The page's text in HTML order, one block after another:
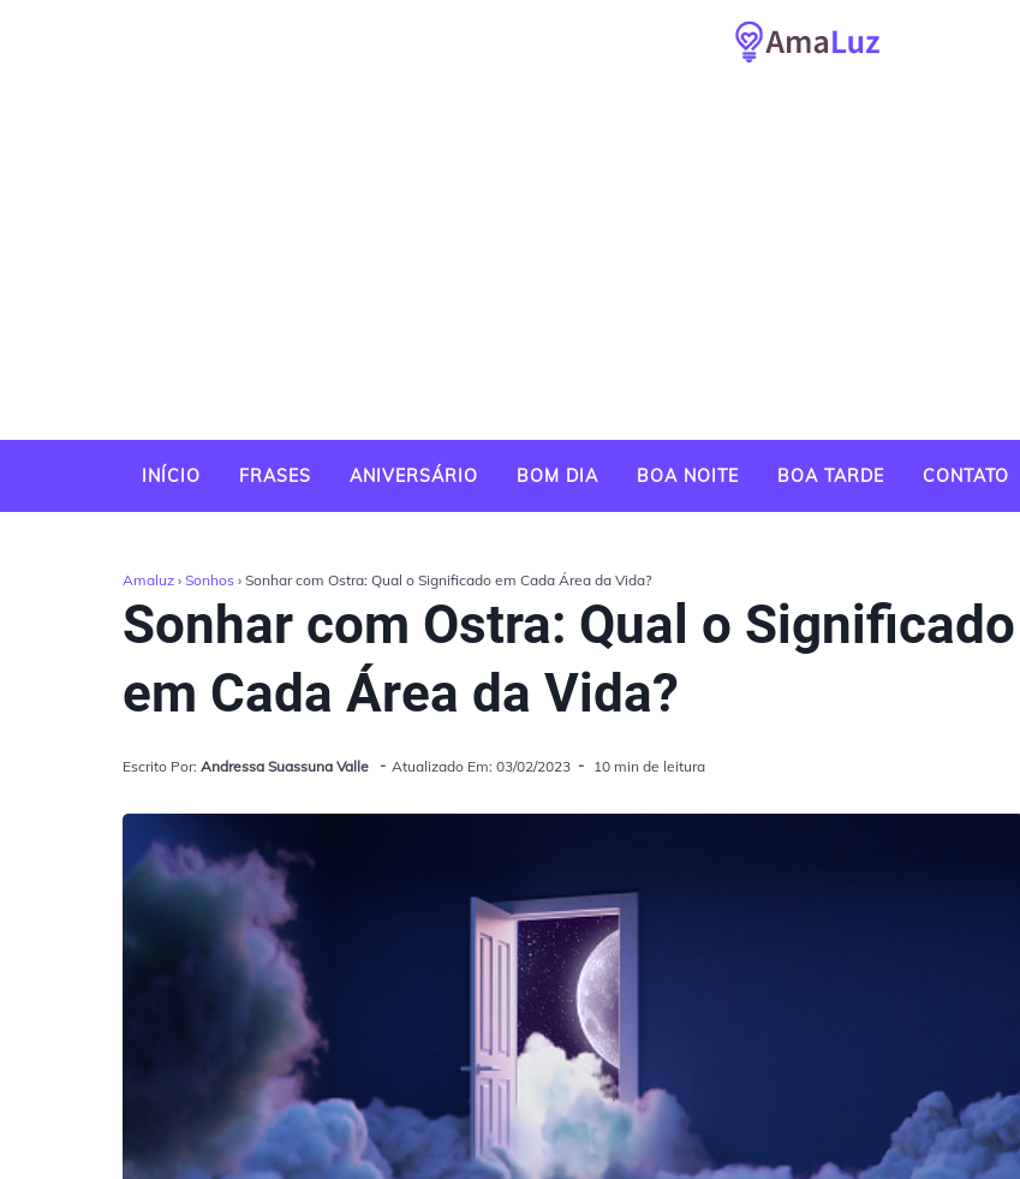
INÍCIO FRASES ANIVERSÁRIO BOM DIA BOA NOITE BOA TARDE CONTATO
Amaluz › Sonhos › Sonhar com Ostra: Qual o Significado em Cada Área da Vida?
Sonhar com Ostra: Qual o Significado
em Cada Área da Vida?
Escrito Por: Andressa Suassuna Valle Atualizado Em: 03/02/2023 10 min de leitura